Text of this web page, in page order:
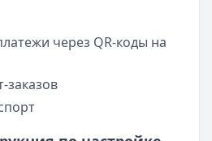
через QR-коды на
заказов